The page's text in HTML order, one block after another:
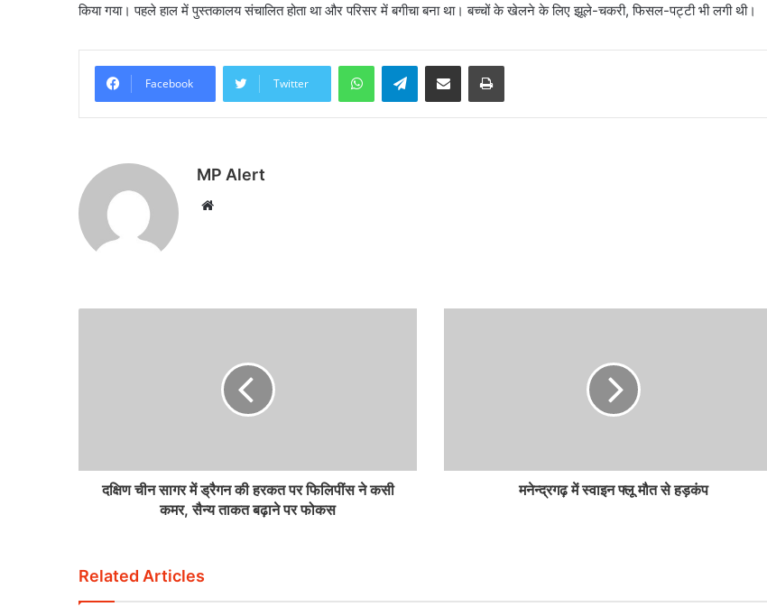
किया गया। पहले हाल में पुस्तकालय संचालित होता था और परिसर में बगीचा बना था। बच्चों के खेलने के लिए झूले-चकरी, फिसल-पट्टी भी लगी थी।
Facebook Twitter
WhatsAppTelegramShare via Email Print
MP Alert
Website
दक्षिण चीन सागर में ड्रैगन की हरकत पर फिलिपींस ने कसी
कमर, सैन्य ताकत बढ़ाने पर फोकस
मनेन्द्रगढ़ में स्वाइन फ्लू मौत से हड़कंप
Related Articles